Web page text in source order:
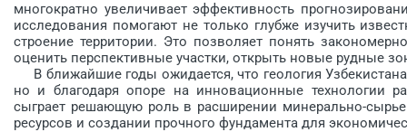
многократно увеличивает эффективность
исследования помогают не только глубже изучить
строение территории. Это позволяет понять
оценить перспективные участки, открыть новые рудные
В ближайшие годы ожидается, что геология
но и благодаря опоре на инновационные технологии
сыграет решающую роль в расширении минерально-
ресурсов и создании прочного фундамента для